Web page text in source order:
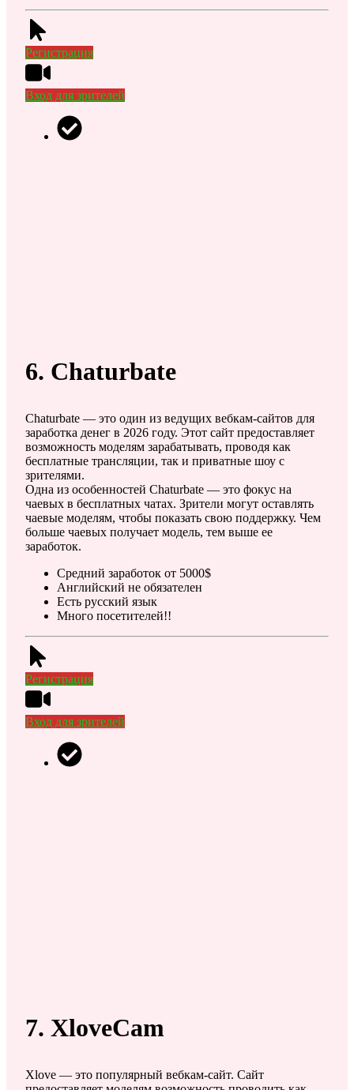
Регистрация
Вход для зрителей
6. Chaturbate
Chaturbate — это один из ведущих вебкам-сайтов для
заработка денег в 2026 году. Этот сайт предоставляет
возможность моделям зарабатывать, проводя как
бесплатные трансляции, так и приватные шоу с
зрителями.
Одна из особенностей Chaturbate — это фокус на
чаевых в бесплатных чатах. Зрители могут оставлять
чаевые моделям, чтобы показать свою поддержку. Чем
больше чаевых получает модель, тем выше ее
заработок.
Средний заработок от 5000$
Английский не обязателен
Есть русский язык
Много посетителей!!
Регистрация
Вход для зрителей
7. XloveCam
Xlove — это популярный вебкам-сайт. Сайт